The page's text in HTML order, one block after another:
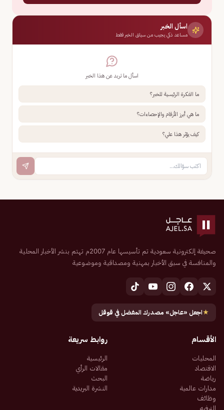
اسأل الخبر
مساعد ذكي يجيب من سياق الخبر فقط
اسأل ما تريد عن هذا الخبر
ما الفكرة الرئيسية للخبر؟
ما هي أبرز الأرقام والإحصاءات؟
كيف يؤثر هذا علي؟
صحيفة إلكترونية سعودية تم تأسيسها عام 2007م تهتم بنشر الأخبار المحلية
والمنافسة في سبق الأخبار بمهنية ومصداقية وموضوعية
★اجعل «عاجل» مصدرك المفضل في قوقل
الأقسام
المحليات
الاقتصاد
رياضة
مدارات عالمية
وظائف
الترفيه
روابط سريعة
الرئيسية
مقالات الرأي
البحث
النشرة البريدية